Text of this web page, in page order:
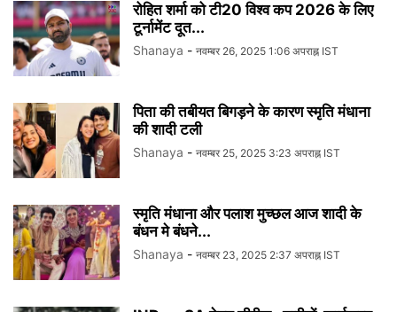
रोहित शर्मा को टी20 विश्व कप 2026 के लिए
टूर्नामेंट दूत...
Shanaya - नवम्बर 26, 2025 1:06 अपराह्न IST
पिता की तबीयत बिगड़ने के कारण स्मृति मंधाना
की शादी टली
Shanaya - नवम्बर 25, 2025 3:23 अपराह्न IST
स्मृति मंधाना और पलाश मुच्छल आज शादी के
बंधन मे बंधने...
Shanaya - नवम्बर 23, 2025 2:37 अपराह्न IST